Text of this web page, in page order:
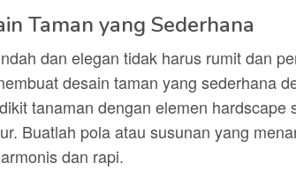
Taman yang Sederhana
dan elegan tidak harus rumit dan
desain taman yang sederhana
tanaman dengan elemen hardscape
Buatlah pola atau susunan yang
dan rapi.